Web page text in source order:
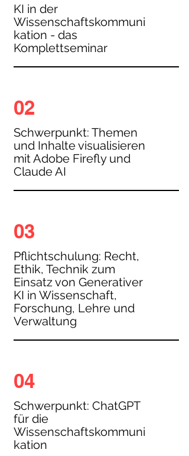
KI in der
Wissenschaftskommuni
kation - das
Komplettseminar
02
Schwerpunkt: Themen
und Inhalte visualisieren
mit Adobe Firefly und
Claude AI
03
Pflichtschulung: Recht,
Ethik, Technik zum
Einsatz von Generativer
KI in Wissenschaft,
Forschung, Lehre und
Verwaltung
04
Schwerpunkt: ChatGPT
für die
Wissenschaftskommuni
kation